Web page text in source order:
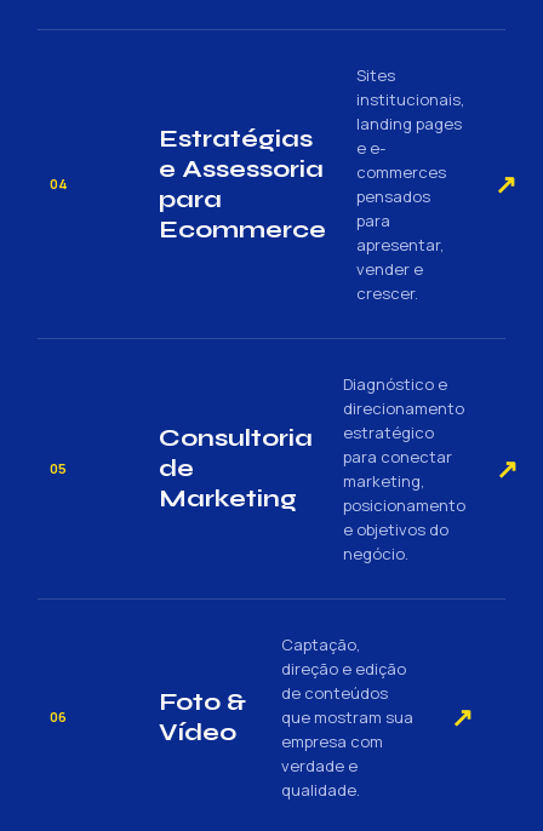
04
Estratégias
e Assessoria
para
Ecommerce
Sites
institucionais,
landing pages
e e-
commerces
pensados
para
apresentar,
vender e
crescer.
↗
05
Consultoria
de
Marketing
Diagnóstico e
direcionamento
estratégico
para conectar
marketing,
posicionamento
e objetivos do
negócio.
↗
06
Foto &
Vídeo
Captação,
direção e edição
de conteúdos
que mostram sua
empresa com
verdade e
qualidade.
↗